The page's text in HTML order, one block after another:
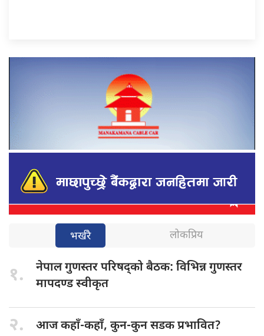
भर्खरै लोकप्रिय
१. नेपाल गुणस्तरपरिषद्को बैठक: विभिन्न गुणस्तर
मापदण्ड स्वीकृत
२. आज कहाँ-कहाँ, कुन-कुन सडक प्रभावित?